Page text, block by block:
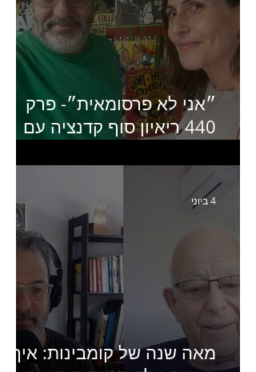
״אני לא פרסומאית״- פרק
440 ריאיון סוף קדנציה עם
מנכ״לית באומן בר ריבנאי
מאה שנה של קומבינות: איך
4 ביוני